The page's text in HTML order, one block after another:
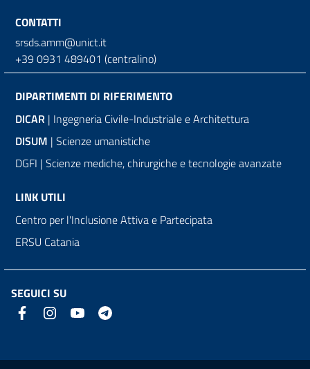
CONTATTI
srsds.amm@unict.it
+39 0931 489401 (centralino)
DIPARTIMENTI DI RIFERIMENTO
DICAR | Ingegneria Civile-Industriale e Architettura
DISUM | Scienze umanistiche
DGFI | Scienze mediche, chirurgiche e tecnologie avanzate
LINK UTILI
Centro per l'Inclusione Attiva e Partecipata
ERSU Catania
SEGUICI SU